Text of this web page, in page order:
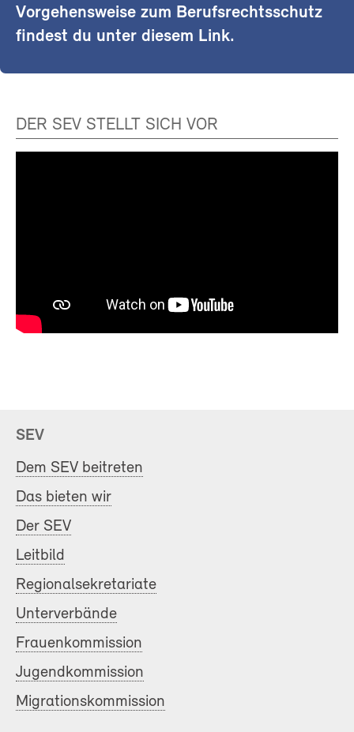
Vorgehensweise zum Berufsrechtsschutz
findest du unter diesem Link.
DER SEV STELLT SICH VOR
SEV
Dem SEV beitreten
Das bieten wir
Der SEV
Leitbild
Regionalsekretariate
Unterverbände
Frauenkommission
Jugendkommission
Migrationskommission